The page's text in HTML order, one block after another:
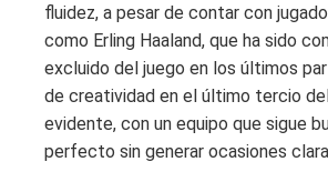
fluidez, a pesar de contar con
como Erling Haaland, que ha sido
excluido del juego en los últimos
de creatividad en el último tercio
evidente, con un equipo que sigue
perfecto sin generar ocasiones